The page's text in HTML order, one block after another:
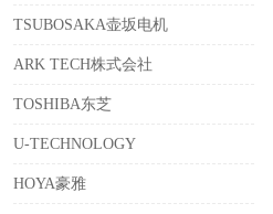
TSUBOSAKA壶坂电机
ARK TECH株式会社
TOSHIBA东芝
U-TECHNOLOGY
HOYA豪雅